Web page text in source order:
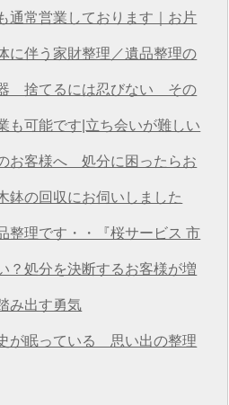
通常営業しております｜お片
サービス市川店へ
伴う家財整理／遺品整理の
捨てるには忍びない その
も可能です|立ち会いが難しい
お客様へ 処分に困ったらお
鉢の回収にお伺いしました
整理です・・『桜サービス 市
？処分を決断するお客様が増
み出す勇気
が眠っている 思い出の整理